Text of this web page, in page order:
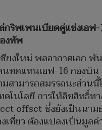
ริพเพนเบียดคู่แข่งเอ
งทัพ
ยงใหม่ พลอากาศเอ
ทดแทนเอฟ-16 กองบิ
สามารถสมรรถนะส่ว
โนโลยี การให้ลิขสิท
offset ซึ่งยังเป็นนา
ที่ยว ต้องแปลงเป็นมูล